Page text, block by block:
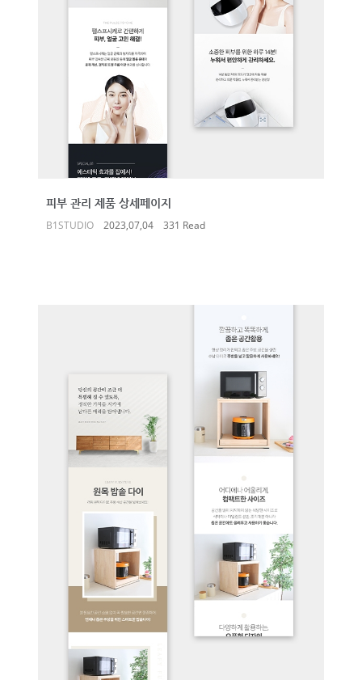
피부 관리 제품 상세페이지
B1STUDIO 2023,07,04 331 Read